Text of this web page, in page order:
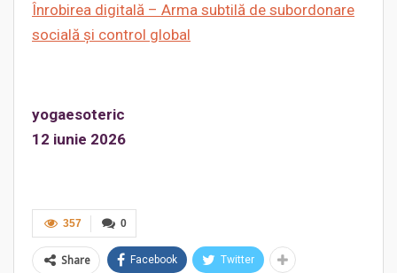
Înrobirea digitală – Arma subtilă de subordonare
socială și control global
yogaesoteric
12 iunie 2026
0
357
Share Facebook Twitter